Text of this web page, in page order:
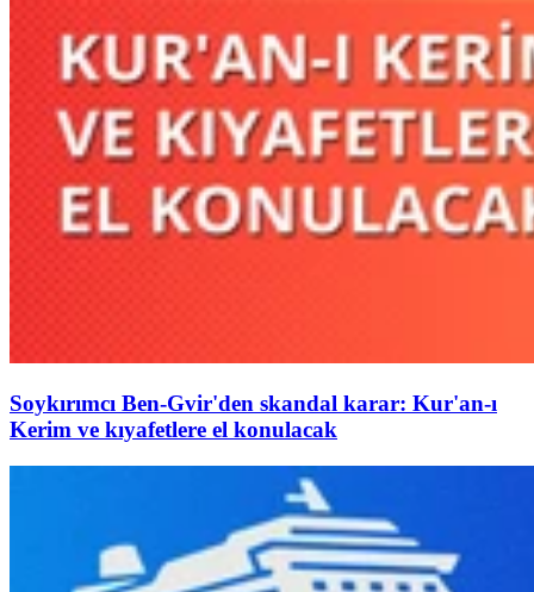
Soykırımcı Ben-Gvir'den skandal karar: Kur'an-ı
Kerim ve kıyafetlere el konulacak